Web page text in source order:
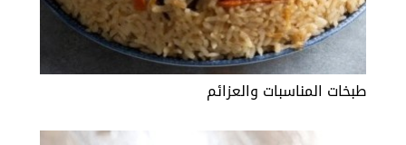
طبخات المناسبات والعزائم